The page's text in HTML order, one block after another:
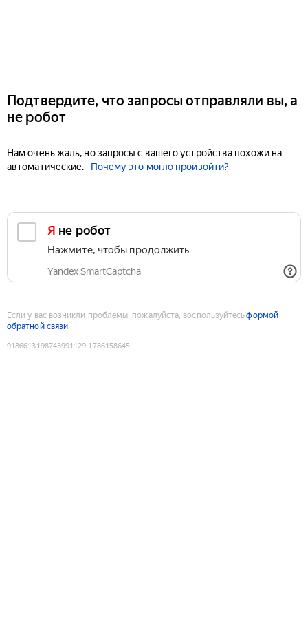
Подтвердите, что запросы отправляли вы, а
не робот
Нам очень жаль, но запросы с вашего устройства похожи на
автоматические.
Почему это могло произойти?
Я не робот
Нажмите, чтобы продолжить
Yandex SmartCaptcha
Если у вас возникли проблемы, пожалуйста, воспользуйтесьформой
обратной связи
9186613198743991129:1786158645